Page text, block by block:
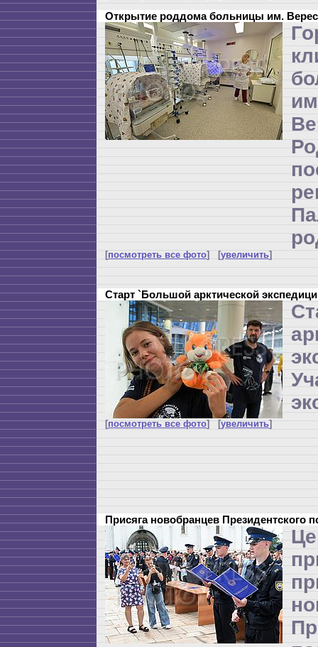
Открытие роддома больницы им.
[посмотреть все фото] [увеличить]
Старт `Большой арктической
[посмотреть все фото] [увеличить]
Присяга новобранцев Президентского